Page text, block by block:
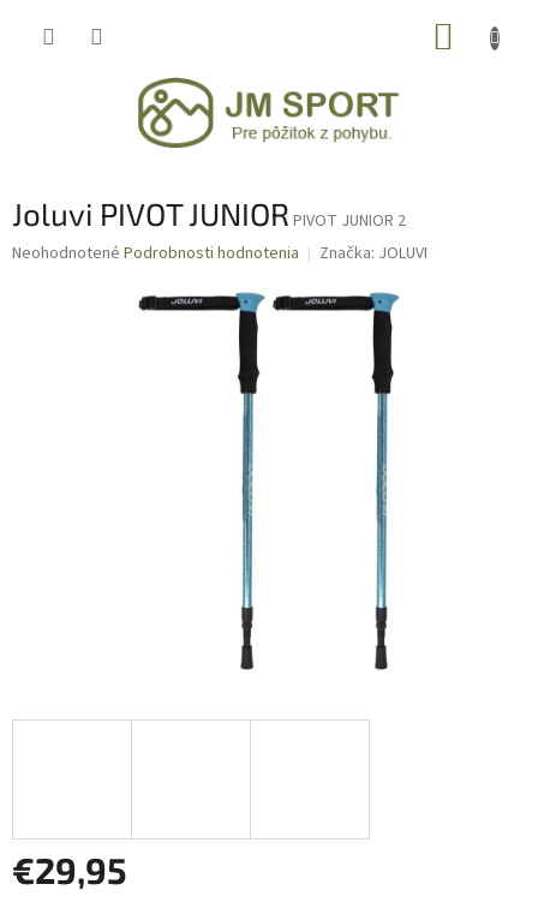
Joluvi PIVOT JUNIOR PIVOT JUNIOR 2
Priemerné
Neohodnotené Podrobnosti hodnotenia Značka: JOLUVI
€29,95